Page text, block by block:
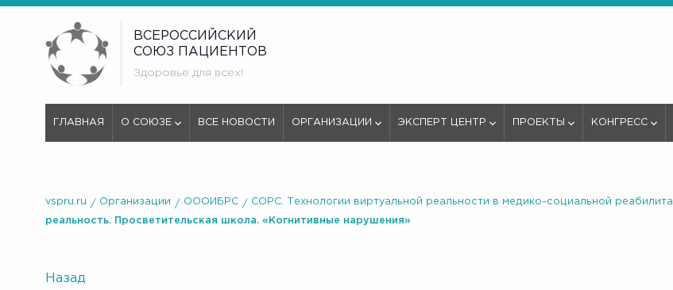
ВСЕРОССИЙСКИЙ
СОЮЗ ПАЦИЕНТОВ
Здоровье для всех!
ГЛАВНАЯ О СОЮЗЕ ВСЕ НОВОСТИ ОРГАНИЗАЦИИ ЭКСПЕРТ ЦЕНТР ПРОЕКТЫ КОНГРЕСС
vspru.ru Организации ОООИБРС СОРС. Технологии виртуальной реальности в медико-социальной
реальность. Просветительская школа. «Когнитивные нарушения»
Назад